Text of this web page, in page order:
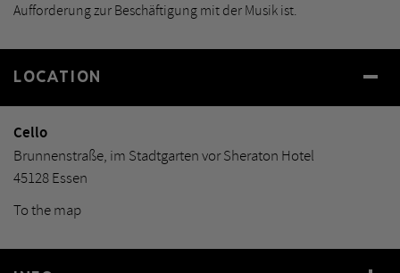
Aufforderung zur Beschäftigung mit der Musik ist.
LOCATION
Cello
Brunnenstraße, im Stadtgarten vor Sheraton Hotel
45128 Essen
To the map